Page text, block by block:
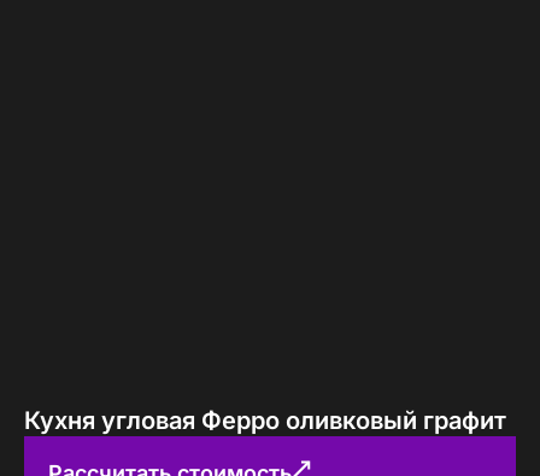
Кухня угловая Ферро оливковый графит